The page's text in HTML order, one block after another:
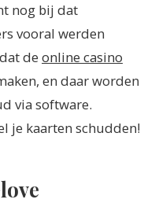
nog bij dat
vooral werden
de online casino
en daar worden
via software.
je kaarten schudden!